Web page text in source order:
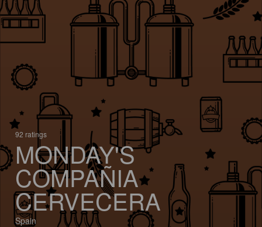
92 ratings
MONDAY'S
COMPAÑIA
CERVECERA
Spain